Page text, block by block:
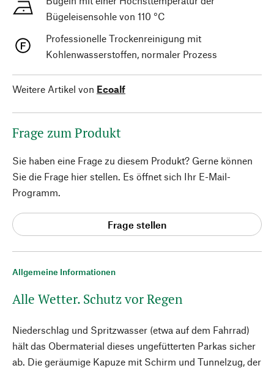
Allgemeine Informationen
Alle Wetter. Schutz vor Regen
Niederschlag und Spritzwasser (etwa auf dem Fahrrad)
hält das Obermaterial dieses ungefütterten Parkas sicher
ab. Die geräumige Kapuze mit Schirm und Tunnelzug, der
Bügeleisensohle von 110 °C
Professionelle Trockenreinigung mit
Kohlenwasserstoffen, normaler Prozess
Weitere Artikel von Ecoalf
Frage zum Produkt
Sie haben eine Frage zu diesem Produkt? Gerne können
Sie die Frage hier stellen. Es öffnet sich Ihr E-Mail-
Programm.
Frage stellen